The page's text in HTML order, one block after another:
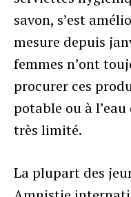
savon, s’est
mesure depuis
femmes n’ont
procurer ces
potable ou à
très limité.
La plupart des